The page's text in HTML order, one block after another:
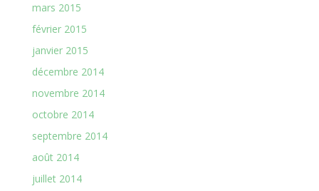
mars 2015
février 2015
janvier 2015
décembre 2014
novembre 2014
octobre 2014
septembre 2014
août 2014
juillet 2014